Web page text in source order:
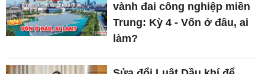
vành đai công nghiệp miền
Trung: Kỳ 4 - Vốn ở đâu, ai
làm?